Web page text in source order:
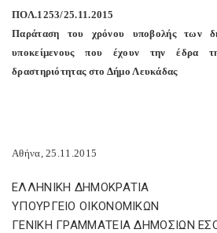
ΠΟΛ.1253/25.11.2015
Παράταση του χρόνου υποβολής των
υποκείμενους που έχουν την έδρα
δραστηριότητας στο Δήμο Λευκάδας
Αθήνα, 25.11.2015
ΕΛΛΗΝΙΚΗ ΔΗΜΟΚΡΑΤΙΑ
ΥΠΟΥΡΓΕΙΟ ΟΙΚΟΝΟΜΙΚΩΝ
ΓΕΝΙΚΗ ΓΡΑΜΜΑΤΕΙΑ ΔΗΜΟΣΙΩΝ